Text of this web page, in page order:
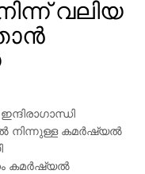
വലിയ
നിന്നുള്ള കമർഷ്യൽ
കമർഷ്യൽ